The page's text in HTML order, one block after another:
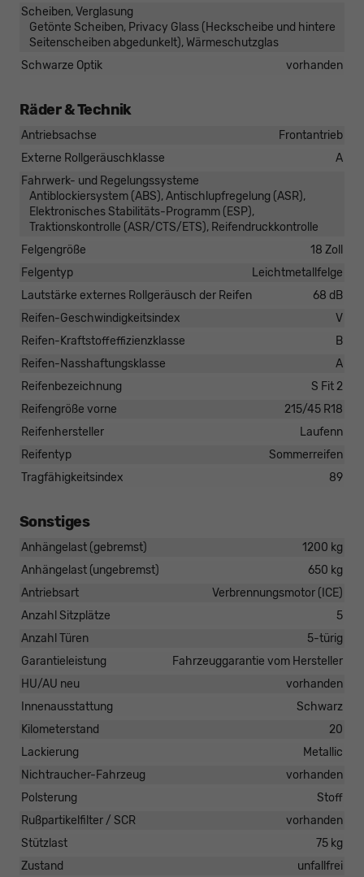
Scheiben, Verglasung
Getönte Scheiben, Privacy Glass (Heckscheibe und hintere
Seitenscheiben abgedunkelt), Wärmeschutzglas
Schwarze Optik
vorhanden
Räder & Technik
Antriebsachse
Frontantrieb
Externe Rollgeräuschklasse
A
Fahrwerk- und Regelungssysteme
Antiblockiersystem (ABS), Antischlupfregelung (ASR),
Elektronisches Stabilitäts-Programm (ESP),
Traktionskontrolle (ASR/CTS/ETS), Reifendruckkontrolle
Felgengröße
18 Zoll
Felgentyp
Leichtmetallfelge
Lautstärke externes Rollgeräusch der Reifen
68 dB
Reifen-Geschwindigkeitsindex
V
Reifen-Kraftstoffeffizienzklasse
B
Reifen-Nasshaftungsklasse
A
Reifenbezeichnung
S Fit 2
Reifengröße vorne
215/45 R18
Reifenhersteller
Laufenn
Reifentyp
Sommerreifen
Tragfähigkeitsindex
89
Sonstiges
Anhängelast (gebremst)
1200 kg
Anhängelast (ungebremst)
650 kg
Antriebsart
Verbrennungsmotor (ICE)
Anzahl Sitzplätze
5
Anzahl Türen
5-türig
Garantieleistung
Fahrzeuggarantie vom Hersteller
HU/AU neu
vorhanden
Innenausstattung
Schwarz
Kilometerstand
20
Lackierung
Metallic
Nichtraucher-Fahrzeug
vorhanden
Polsterung
Stoff
Rußpartikelfilter / SCR
vorhanden
Stützlast
75 kg
Zustand
unfallfrei